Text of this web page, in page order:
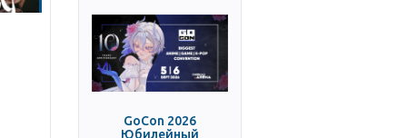
GoCon 2026
Юбилейный